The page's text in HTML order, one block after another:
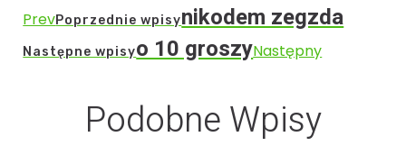
PrevPoprzednie wpisynikodem zegzda
Następne wpisyo 10 groszyNastępny
Podobne Wpisy